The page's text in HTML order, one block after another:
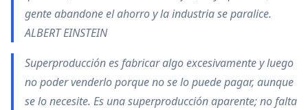
gente abandone el ahorro y la industria se paralice.
ALBERT EINSTEIN
Superproducción es fabricar algo excesivamente y luego
no poder venderlo porque no se lo puede pagar, aunque
se lo necesite. Es una superproducción aparente; no falta